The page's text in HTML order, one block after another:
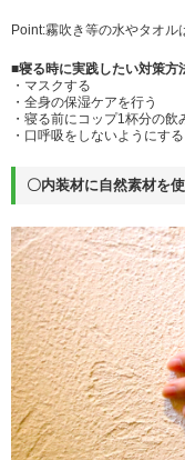
Point:霧吹き等の水やタオル
■寝る時に実践したい対策方
・マスクする
・全身の保湿ケアを行う
・寝る前にコップ1杯分の飲
・口呼吸をしないようにする
〇内装材に自然素材を